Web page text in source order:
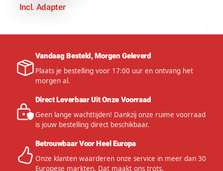
Incl. Adapter
Vandaag Besteld, Morgen Geleverd
Plaats je bestelling voor 17:00 uur en ontvang het
morgen al.
Direct Leverbaar Uit Onze Voorraad
Geen lange wachttijden! Dankzij onze ruime voorraad
is jouw bestelling direct beschikbaar.
Betrouwbaar Voor Heel Europa
Onze klanten waarderen onze service in meer dan 30
Europese markten. Dat maakt ons trots.